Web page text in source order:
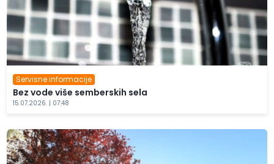
Servisne informacije
Bez vode više semberskih sela
15.07.2026. | 07:48